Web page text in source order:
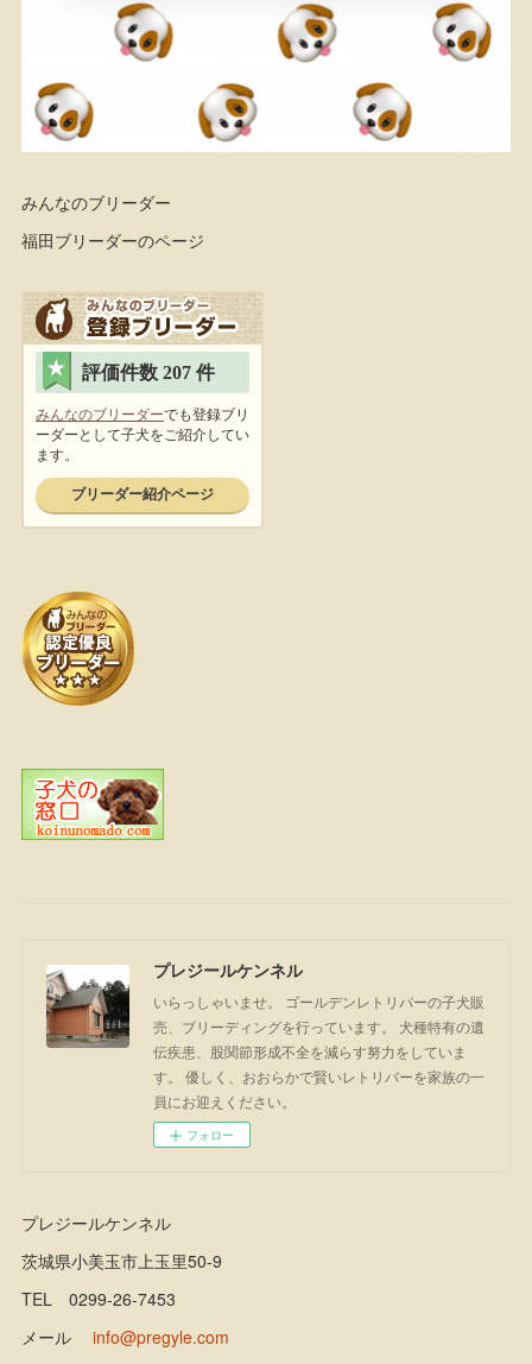
みんなのブリーダー
福田ブリーダーのページ
プレジールケンネル
いらっしゃいませ。 ゴールデンレトリバーの子犬販
売、ブリーディングを行っています。 犬種特有の遺
伝疾患、股関節形成不全を減らす努力をしていま
す。 優しく、おおらかで賢いレトリバーを家族の一
員にお迎えください。
フォロー
プレジールケンネル
茨城県小美玉市上玉里50-9
TEL 0299-26-7453
メールinfo@pregyle.com